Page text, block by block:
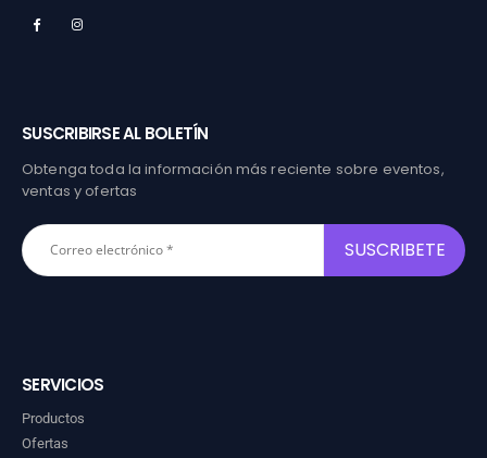
SUSCRIBIRSE AL BOLETÍN
Obtenga toda la información más reciente sobre eventos,
ventas y ofertas
SERVICIOS
Productos
Ofertas